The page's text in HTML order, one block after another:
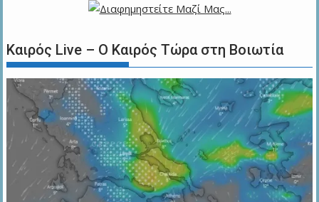
Καιρός Live – Ο Καιρός Τώρα στη Βοιωτία